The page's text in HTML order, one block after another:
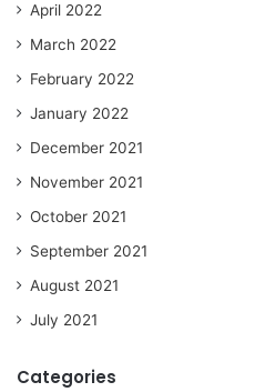
April 2022
March 2022
February 2022
January 2022
December 2021
November 2021
October 2021
September 2021
August 2021
July 2021
Categories